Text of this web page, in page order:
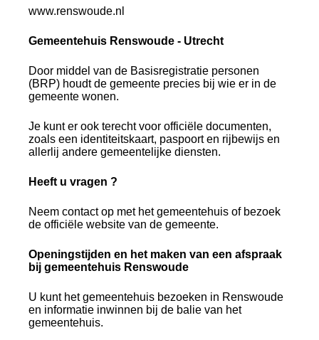
www.renswoude.nl
Gemeentehuis Renswoude - Utrecht
Door middel van de Basisregistratie personen
(BRP) houdt de gemeente precies bij wie er in de
gemeente wonen.
Je kunt er ook terecht voor officiële documenten,
zoals een identiteitskaart, paspoort en rijbewijs en
allerlij andere gemeentelijke diensten.
Heeft u vragen ?
Neem contact op met het gemeentehuis of bezoek
de officiële website van de gemeente.
Openingstijden en het maken van een afspraak
bij gemeentehuis Renswoude
U kunt het gemeentehuis bezoeken in Renswoude
en informatie inwinnen bij de balie van het
gemeentehuis.